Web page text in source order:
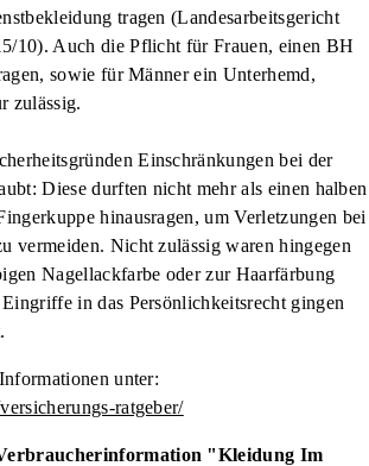
tragen (Landesarbeitsgericht
10). Auch die Pflicht für Frauen, einen BH
sowie für Männer ein Unterhemd,
zulässig.
Einschränkungen bei der
Diese durften nicht mehr als einen halben
hinausragen, um Verletzungen bei
vermeiden. Nicht zulässig waren hingegen
Nagellackfarbe oder zur Haarfärbung
in das Persönlichkeitsrecht gingen
unter:
ratgeber/
"Kleidung Im